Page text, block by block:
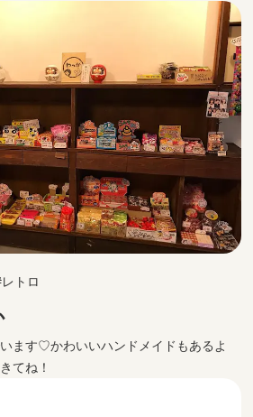
レトロ
ます♡かわいいハンドメイドもあるよ
てね！